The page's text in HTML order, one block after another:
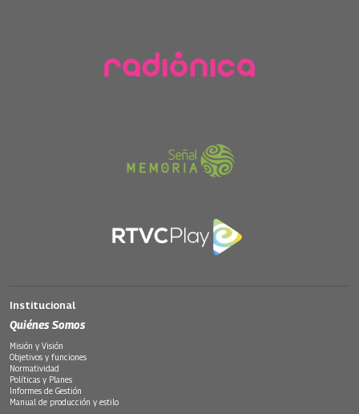
Institucional
Quiénes Somos
Misión y Visión
Objetivos y funciones
Normatividad
Políticas y Planes
Informes de Gestión
Manual de producción y estilo